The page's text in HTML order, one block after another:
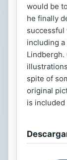
would be
he finally
successful
including
spite of
original
is included